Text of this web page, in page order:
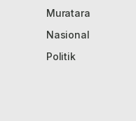
Muratara
Nasional
Politik